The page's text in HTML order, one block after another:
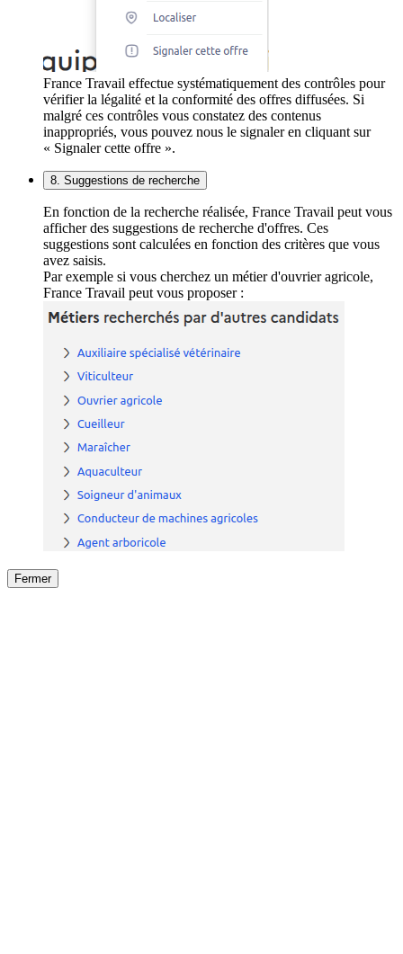
France Travail effectue systématiquement des contrôles pour
vérifier la légalité et la conformité des offres diffusées. Si
malgré ces contrôles vous constatez des contenus
inappropriés, vous pouvez nous le signaler en cliquant sur
« Signaler cette offre ».
8. Suggestions de recherche
En fonction de la recherche réalisée, France Travail peut vous
afficher des suggestions de recherche d'offres. Ces
suggestions sont calculées en fonction des critères que vous
avez saisis.
Par exemple si vous cherchez un métier d'ouvrier agricole,
France Travail peut vous proposer :
Fermer